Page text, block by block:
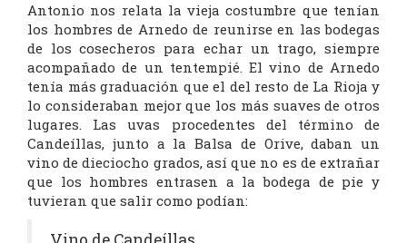
Antonio nos relata la vieja costumbre que tenían
los hombres de Arnedo de reunirse en las bodegas
de los cosecheros para echar un trago, siempre
acompañado de un tentempié. El vino de Arnedo
tenía más graduación que el del resto de La Rioja y
lo consideraban mejor que los más suaves de otros
lugares. Las uvas procedentes del término de
Candeíllas, junto a la Balsa de Orive, daban un
vino de dieciocho grados, así que no es de extrañar
que los hombres entrasen a la bodega de pie y
tuvieran que salir como podían: